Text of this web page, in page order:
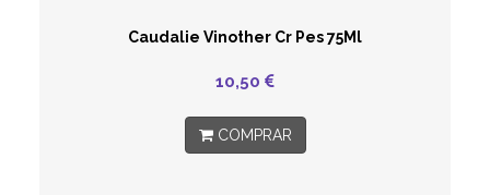
Caudalie Vinother Cr Pes 75Ml
10,50
COMPRAR